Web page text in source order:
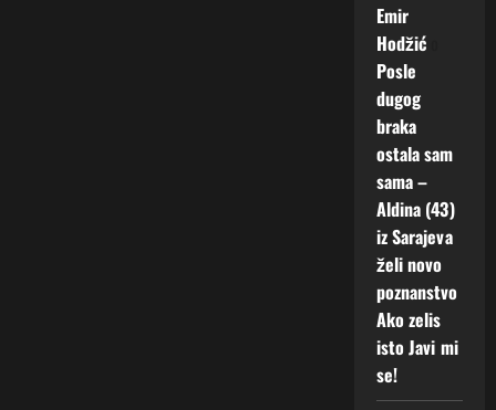
Emir
Hodžić
Posle
dugog
braka
ostala sam
sama –
Aldina (43)
iz Sarajeva
želi novo
poznanstvo
Ako zelis
isto Javi mi
se!